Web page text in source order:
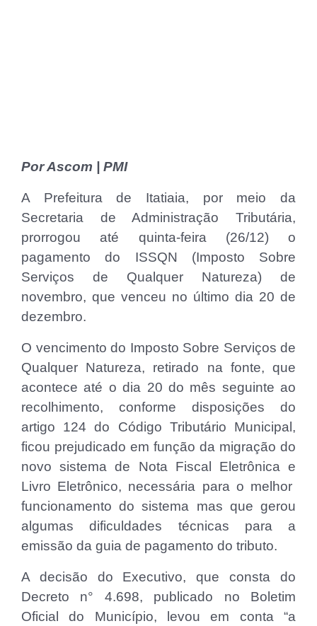
Por Ascom | PMI
A Prefeitura de Itatiaia, por meio da
Secretaria de Administração Tributária,
prorrogou até quinta-feira (26/12) o
pagamento do ISSQN (Imposto Sobre
Serviços de Qualquer Natureza) de
novembro, que venceu no último dia 20 de
dezembro.
O vencimento do Imposto Sobre Serviços de
Qualquer Natureza, retirado na fonte, que
acontece até o dia 20 do mês seguinte ao
recolhimento, conforme disposições do
artigo 124 do Código Tributário Municipal,
ficou prejudicado em função da migração do
novo sistema de Nota Fiscal Eletrônica e
Livro Eletrônico, necessária para o melhor
funcionamento do sistema mas que gerou
algumas dificuldades técnicas para a
emissão da guia de pagamento do tributo.
A decisão do Executivo, que consta do
Decreto n° 4.698, publicado no Boletim
Oficial do Município, levou em conta “a